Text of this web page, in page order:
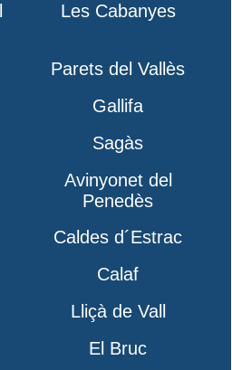
Les Cabanyes
Parets del Vallès
Gallifa
Sagàs
Avinyonet del
Penedès
Caldes d´Estrac
Calaf
Lliçà de Vall
El Bruc